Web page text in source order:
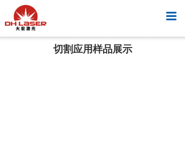
首
切割应用样品展示